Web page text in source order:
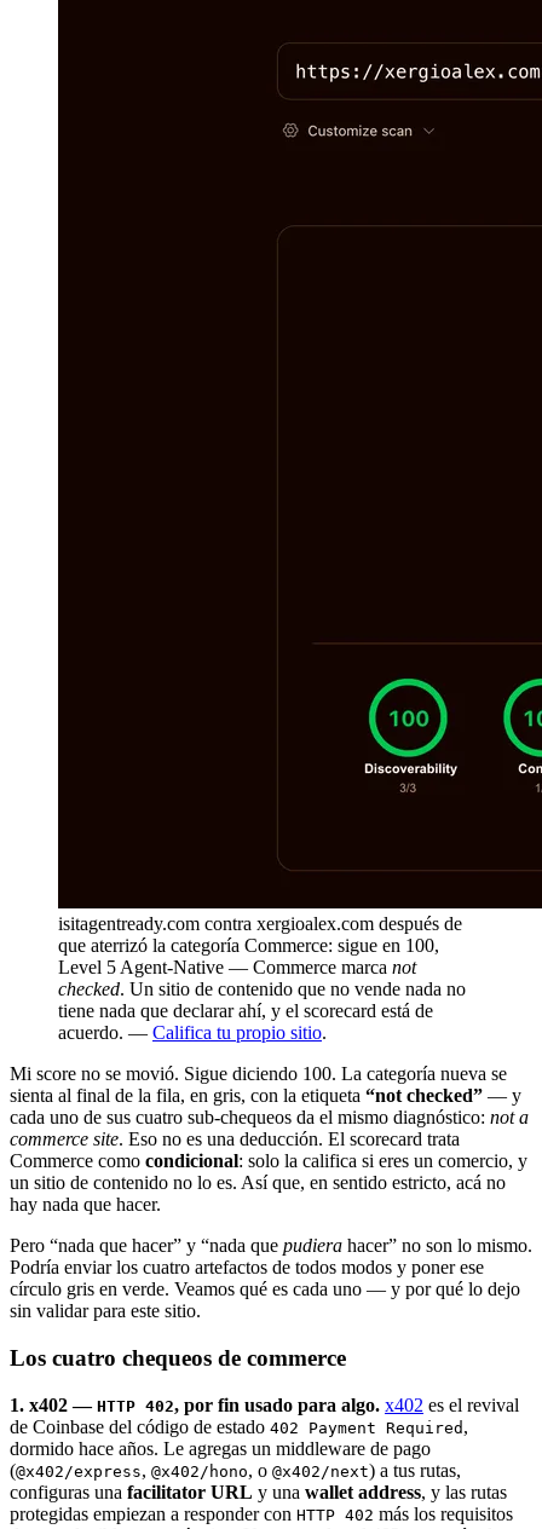
isitagentready.com contra xergioalex.com después de
que aterrizó la categoría Commerce: sigue en 100,
Level 5 Agent-Native — Commerce marca not
checked. Un sitio de contenido que no vende nada no
tiene nada que declarar ahí, y el scorecard está de
acuerdo. — Califica tu propio sitio.
Mi score no se movió. Sigue diciendo 100. La categoría nueva se
sienta al final de la fila, en gris, con la etiqueta “not checked” — y
cada uno de sus cuatro sub-chequeos da el mismo diagnóstico: not a
commerce site. Eso no es una deducción. El scorecard trata
Commerce como condicional: solo la califica si eres un comercio, y
un sitio de contenido no lo es. Así que, en sentido estricto, acá no
hay nada que hacer.
Pero “nada que hacer” y “nada que pudiera hacer” no son lo mismo.
Podría enviar los cuatro artefactos de todos modos y poner ese
círculo gris en verde. Veamos qué es cada uno — y por qué lo dejo
sin validar para este sitio.
Los cuatro chequeos de commerce
1. x402 — HTTP 402, por fin usado para algo. x402 es el revival
de Coinbase del código de estado 402 Payment Required ,
dormido hace años. Le agregas un middleware de pago
(@x402/express, @x402/hono, o @x402/next) a tus rutas,
configuras una facilitator URL y una wallet address, y las rutas
protegidas empiezan a responder con HTTP 402 más los requisitos